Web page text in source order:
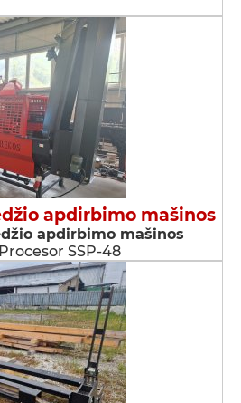
apdirbimo mašinos
apdirbimo mašinos
SSP-48